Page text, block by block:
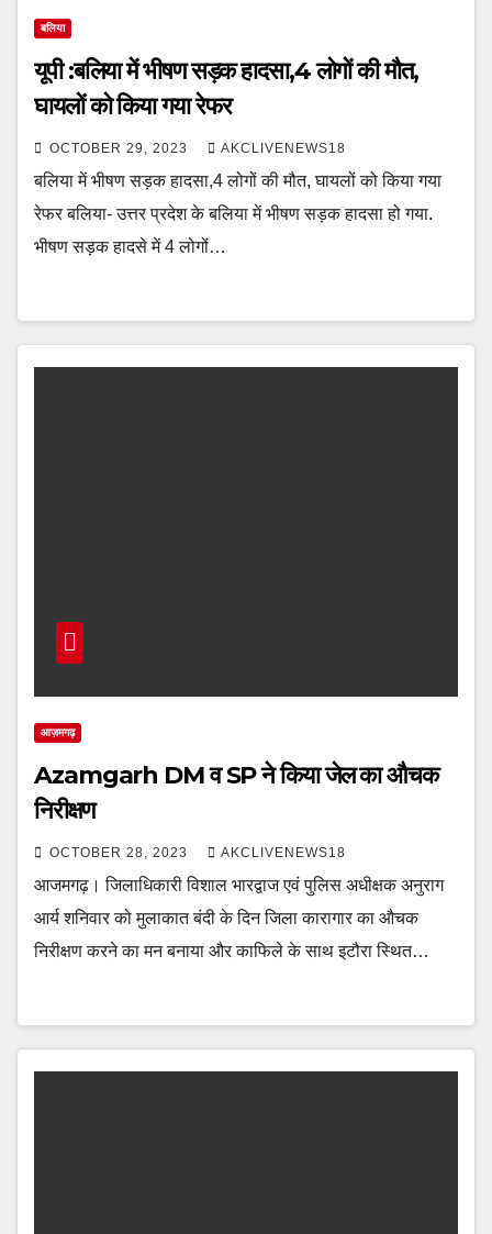
बलिया
यूपी :बलिया में भीषण सड़क हादसा,4 लोगों की मौत,
घायलों को किया गया रेफर
OCTOBER 29, 2023 AKCLIVENEWS18
बलिया में भीषण सड़क हादसा,4 लोगों की मौत, घायलों को किया गया
रेफर बलिया- उत्तर प्रदेश के बलिया में भीषण सड़क हादसा हो गया.
भीषण सड़क हादसे में 4 लोगों…
आज़मगढ़
Azamgarh DM व SP ने किया जेल का औचक
निरीक्षण
OCTOBER 28, 2023 AKCLIVENEWS18
आजमगढ़। जिलाधिकारी विशाल भारद्वाज एवं पुलिस अधीक्षक अनुराग
आर्य शनिवार को मुलाकात बंदी के दिन जिला कारागार का औचक
निरीक्षण करने का मन बनाया और काफिले के साथ इटौरा स्थित…